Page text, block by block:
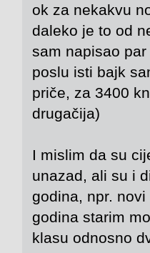
ok za nekakvu
daleko je to od
sam napisao
poslu isti bajk
priče, za 3400
drugačija)
I mislim da su
unazad, ali su i
godina, npr.
godina starim
klasu odnosno